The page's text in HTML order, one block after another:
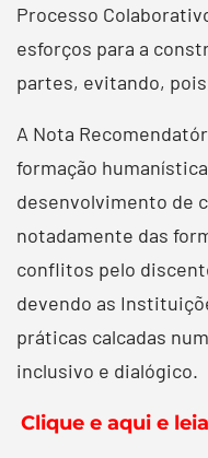
Processo
esforços para a
partes, evitando,
A Nota
formação
desenvolvimento de
notadamente das
conflitos pelo
devendo as
práticas calcadas
inclusivo e dialógico.
Clique e aqui e